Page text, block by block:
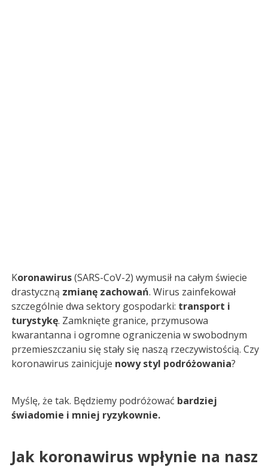
Koronawirus(SARS-CoV-2) wymusił na całym świecie
drastyczną zmianę zachowań. Wirus zainfekował
szczególnie dwa sektory gospodarki: transport i
turystykę. Zamknięte granice, przymusowa
kwarantanna i ogromne ograniczenia w swobodnym
przemieszczaniu się stały się naszą rzeczywistością. Czy
koronawirus zainicjuje nowy styl podróżowania?
Myślę, że tak. Będziemy podróżować bardziej
świadomie i mniej ryzykownie.
Jak koronawirus wpłynie na nasz